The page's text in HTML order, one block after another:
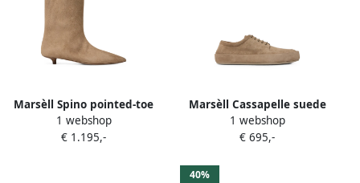
Marsèll Spino pointed-toe
suede boots Beige
1 webshop
€ 1.195,-
Marsèll Cassapelle suede
platform Derby shoes Beige
1 webshop
€ 695,-
40%